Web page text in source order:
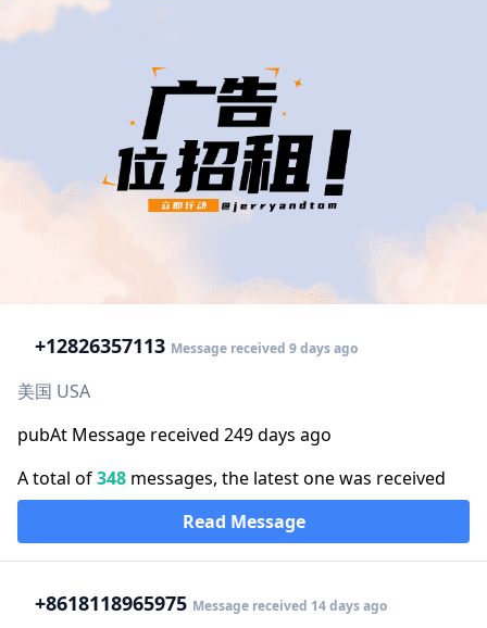
+12826357113 Message received 9 days ago
美国 USA
pubAt Message received 249 days ago
A total of348 messages, the latest one was received
Read Message
+8618118965975 Message received 14 days ago